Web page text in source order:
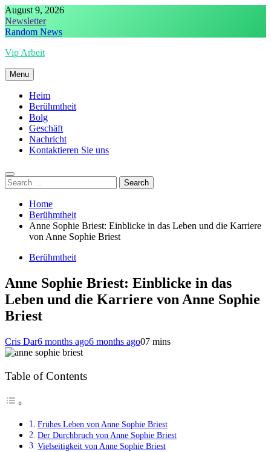
Skip
to
content
August 9, 2026
Newsletter
Random News
Vip Arbeit
Menu
Heim
Berühmtheit
Bolg
Geschäft
Nachricht
Kontaktieren Sie uns
Search
for:
Home
Berühmtheit
Anne Sophie Briest: Einblicke in das Leben und die Karriere
von Anne Sophie Briest
Berühmtheit
Anne Sophie Briest: Einblicke in das
Leben und die Karriere von Anne Sophie
Briest
Cris Dar6 months ago6 months ago07 mins
Table of Contents
Frühes Leben von Anne Sophie Briest
Der Durchbruch von Anne Sophie Briest
Vielseitigkeit von Anne Sophie Briest